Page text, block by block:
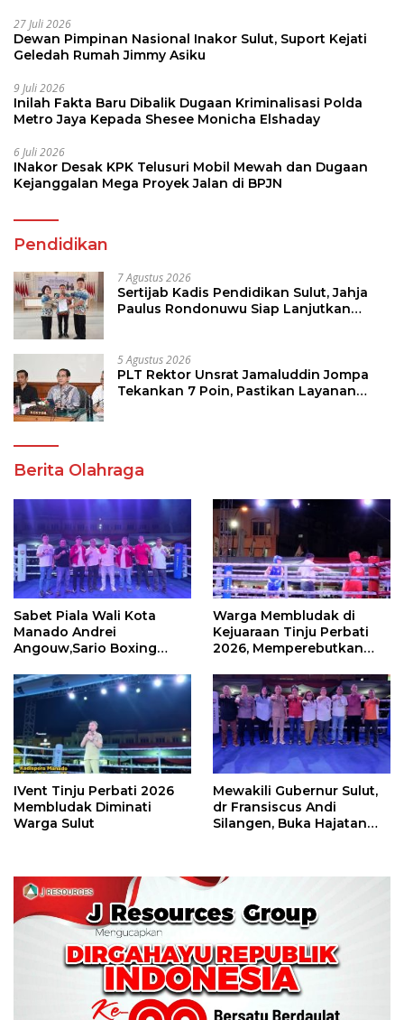
27 Juli 2026
Dewan Pimpinan Nasional Inakor Sulut, Suport Kejati
Geledah Rumah Jimmy Asiku
9 Juli 2026
Inilah Fakta Baru Dibalik Dugaan Kriminalisasi Polda
Metro Jaya Kepada Shesee Monicha Elshaday
6 Juli 2026
INakor Desak KPK Telusuri Mobil Mewah dan Dugaan
Kejanggalan Mega Proyek Jalan di BPJN
Pendidikan
7 Agustus 2026
Sertijab Kadis Pendidikan Sulut, Jahja
Paulus Rondonuwu Siap Lanjutkan
5 Agustus 2026
PLT Rektor Unsrat Jamaluddin Jompa
Tekankan 7 Poin, Pastikan Layanan
Berita Olahraga
Sabet Piala Wali Kota
Manado Andrei
Angouw,Sario Boxing
Perbati 2026
Warga Membludak di
Kejuaraan Tinju Perbati
2026, Memperebutkan
IVent Tinju Perbati 2026
Membludak Diminati
Warga Sulut
Mewakili Gubernur Sulut,
dr Fransiscus Andi
Silangen, Buka Hajatan